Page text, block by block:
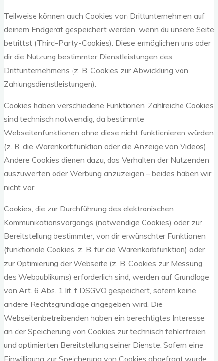
Teilweise können auch Cookies von Drittunternehmen auf
deinem Endgerät gespeichert werden, wenn du unsere Seite
betrittst (Third-Party-Cookies). Diese ermöglichen uns oder
dir die Nutzung bestimmter Dienstleistungen des
Drittunternehmens (z. B. Cookies zur Abwicklung von
Zahlungsdienstleistungen).
Cookies haben verschiedene Funktionen. Zahlreiche Cookies
sind technisch notwendig, da bestimmte
Webseitenfunktionen ohne diese nicht funktionieren würden
(z. B. die Warenkorbfunktion oder die Anzeige von Videos).
Andere Cookies dienen dazu, das Verhalten der Nutzenden
auszuwerten oder Werbung anzuzeigen – beides haben wir
nicht vor.
Cookies, die zur Durchführung des elektronischen
Kommunikationsvorgangs (notwendige Cookies) oder zur
Bereitstellung bestimmter, von dir erwünschter Funktionen
(funktionale Cookies, z. B. für die Warenkorbfunktion) oder
zur Optimierung der Webseite (z. B. Cookies zur Messung
des Webpublikums) erforderlich sind, werden auf Grundlage
von Art. 6 Abs. 1 lit. f DSGVO gespeichert, sofern keine
andere Rechtsgrundlage angegeben wird. Die
Webseitenbetreibenden haben ein berechtigtes Interesse
an der Speicherung von Cookies zur technisch fehlerfreien
und optimierten Bereitstellung seiner Dienste. Sofern eine
Einwilligung zur Speicherung von Cookies abgefragt wurde,